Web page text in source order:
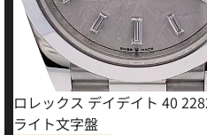
ロレックス デイデイト 40
ライト文字盤